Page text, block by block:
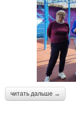
читать дальше →